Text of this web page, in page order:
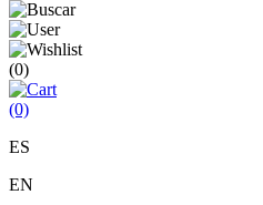
(0)
(0)
ES
EN